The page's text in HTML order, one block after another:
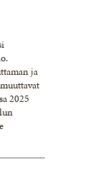
ja
2025